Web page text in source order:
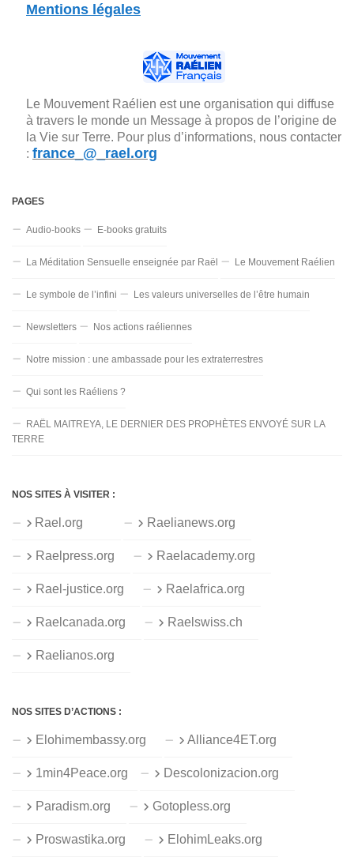
Mentions légales
Le Mouvement Raélien est une organisation qui diffuse
à travers le monde un Message à propos de l’origine de
la Vie sur Terre. Pour plus d’informations, nous contacter
: france_@_rael.org
PAGES
Audio-books E-books gratuits
La Méditation Sensuelle enseignée par Raël Le Mouvement Raélien
Le symbole de l’infini Les valeurs universelles de l’être humain
Newsletters Nos actions raéliennes
Notre mission : une ambassade pour les extraterrestres
Qui sont les Raéliens ?
RAËL MAITREYA, LE DERNIER DES PROPHÈTES ENVOYÉ SUR LA
TERRE
NOS SITES À VISITER :
Rael.org Raelianews.org
Raelpress.org Raelacademy.org
Rael-justice.org Raelafrica.org
Raelcanada.org Raelswiss.ch
Raelianos.org
NOS SITES D’ACTIONS :
Elohimembassy.org Alliance4ET.org
1min4Peace.org Descolonizacion.org
Paradism.org Gotopless.org
Proswastika.org ElohimLeaks.org